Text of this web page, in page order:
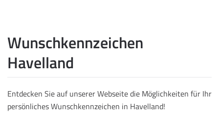
Wunschkennzeichen
Havelland
Entdecken Sie auf unserer Webseite die Möglichkeiten für Ihr
persönliches Wunschkennzeichen in Havelland!